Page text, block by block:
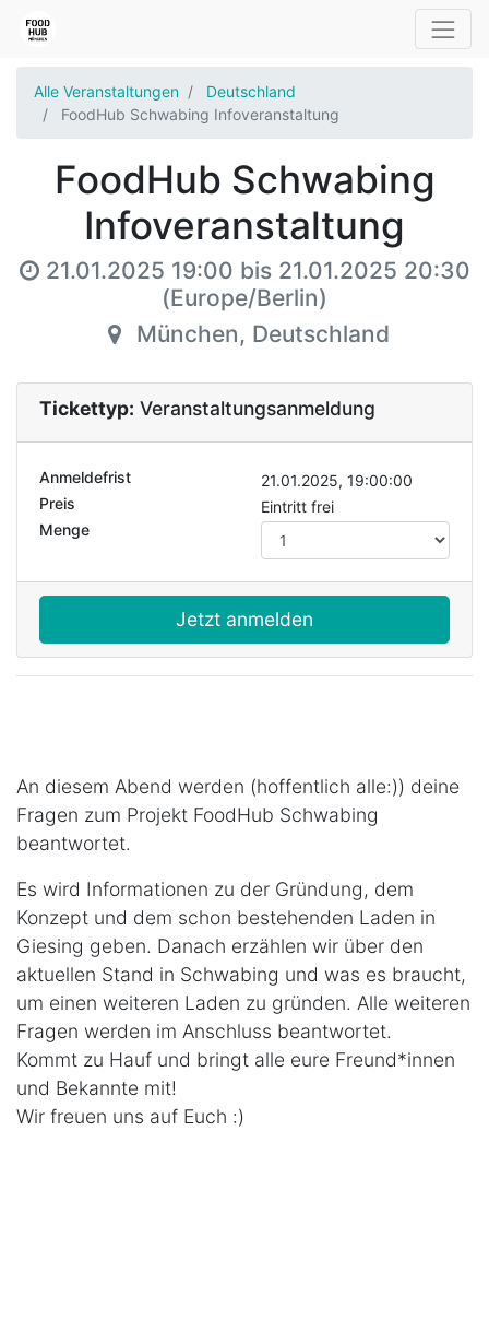
Alle Veranstaltungen
Deutschland
FoodHub Schwabing Infoveranstaltung
FoodHub Schwabing
Infoveranstaltung
21.01.2025 19:00 bis 21.01.2025 20:30
(Europe/Berlin)
München, Deutschland
Tickettyp: Veranstaltungsanmeldung
Anmeldefrist
21.01.2025, 19:00:00
Preis
Eintritt frei
Menge
Jetzt anmelden
An diesem Abend werden (hoffentlich alle:)) deine
Fragen zum Projekt FoodHub Schwabing
beantwortet.
Es wird Informationen zu der Gründung, dem
Konzept und dem schon bestehenden Laden in
Giesing geben. Danach erzählen wir über den
aktuellen Stand in Schwabing und was es braucht,
um einen weiteren Laden zu gründen. Alle weiteren
Fragen werden im Anschluss beantwortet.
Kommt zu Hauf und bringt alle eure Freund*innen
und Bekannte mit!
Wir freuen uns auf Euch :)